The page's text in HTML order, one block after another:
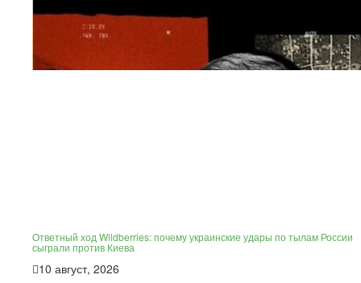
Ответный ход Wildberries: почему украинские удары по тылам России
сыграли против Киева
10 август, 2026